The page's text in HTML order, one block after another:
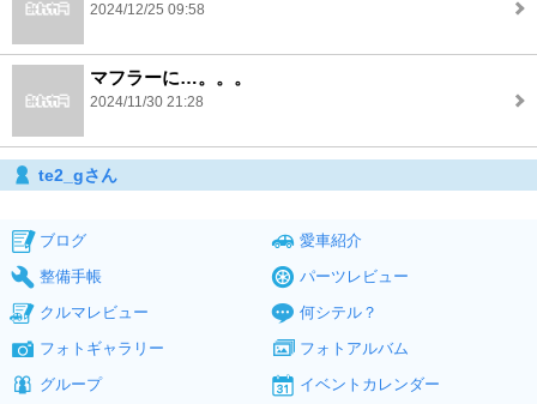
2024/12/25 09:58
マフラーに…。。。
2024/11/30 21:28
te2_gさん
ブログ
愛車紹介
整備手帳
パーツレビュー
クルマレビュー
何シテル？
フォトギャラリー
フォトアルバム
グループ
イベントカレンダー